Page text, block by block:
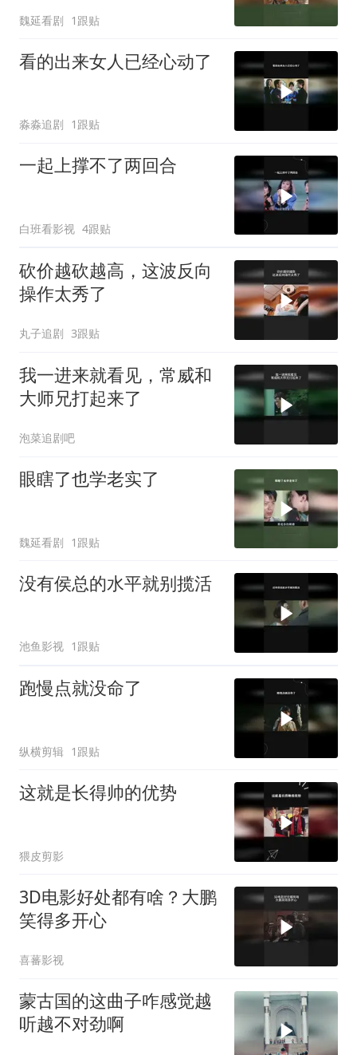
魏延看剧 1跟贴
看的出来女人已经心动了
淼淼追剧 1跟贴
一起上撑不了两回合
白班看影视 4跟贴
砍价越砍越高，这波反向
操作太秀了
丸子追剧 3跟贴
我一进来就看见，常威和
大师兄打起来了
泡菜追剧吧
眼瞎了也学老实了
魏延看剧 1跟贴
没有侯总的水平就别揽活
池鱼影视 1跟贴
跑慢点就没命了
纵横剪辑 1跟贴
这就是长得帅的优势
猥皮剪影
3D电影好处都有啥？大鹏
笑得多开心
喜蕃影视
蒙古国的这曲子咋感觉越
听越不对劲啊